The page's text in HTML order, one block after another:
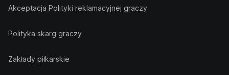
Akceptacja Polityki reklamacyjnej graczy
Polityka skarg graczy
Zakłady piłkarskie